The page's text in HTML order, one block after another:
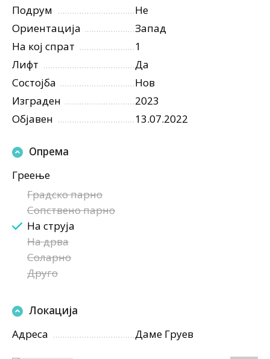
Подрум
Не
Ориентација
Запад
На кој спрат
1
Лифт
Да
Состојба
Нов
Изграден
2023
Објавен
13.07.2022
Опрема
Греење
Градско парно
Сопствено парно
На струја
На дрва
Соларно
Друго
Локација
Адреса
Даме Груев